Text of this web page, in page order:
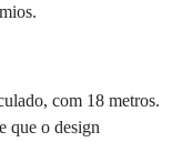
com 18 metros.
que o design